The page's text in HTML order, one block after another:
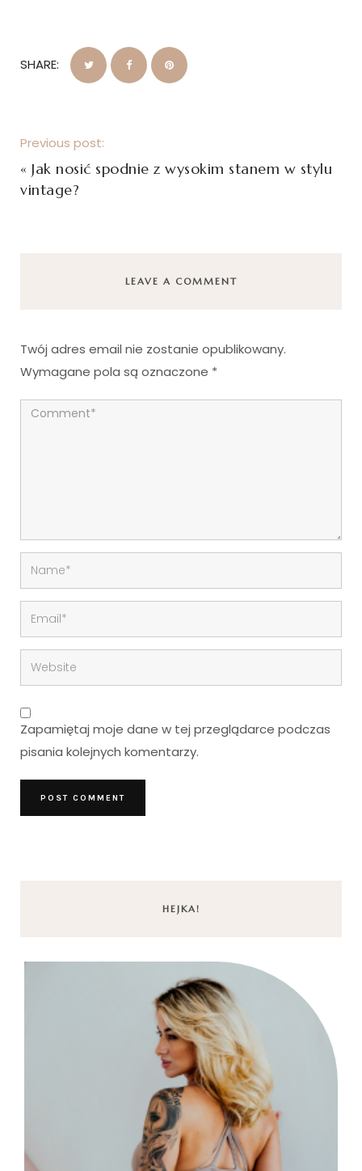
SHARE:
Previous post:
« Jak nosić spodnie z wysokim stanem w stylu
vintage?
LEAVE A COMMENT
Twój adres email nie zostanie opublikowany.
Wymagane pola są oznaczone *
Zapamiętaj moje dane w tej przeglądarce podczas
pisania kolejnych komentarzy.
HEJKA!